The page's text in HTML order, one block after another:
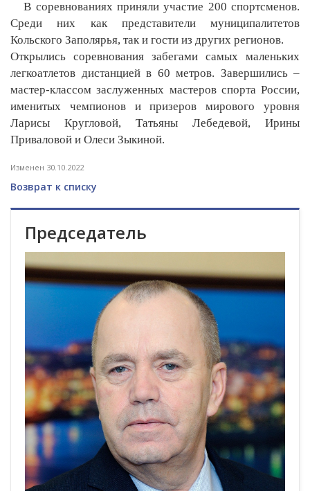
В соревнованиях приняли участие 200 спортсменов.
Среди них как представители муниципалитетов
Кольского Заполярья, так и гости из других регионов.
Открылись соревнования забегами самых маленьких
легкоатлетов дистанцией в 60 метров. Завершились –
мастер-классом заслуженных мастеров спорта России,
именитых чемпионов и призеров мирового уровня
Ларисы Кругловой, Татьяны Лебедевой, Ирины
Приваловой и Олеси Зыкиной.
Изменен 30.10.2022
Возврат к списку
Председатель